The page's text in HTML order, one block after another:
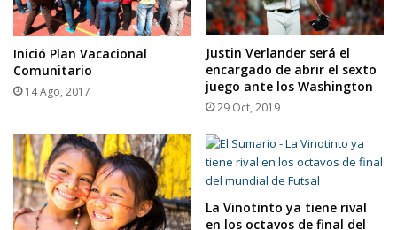
Inició Plan Vacacional
Comunitario
14 Ago, 2017
Justin Verlander será el
encargado de abrir el sexto
juego ante los Washington
29 Oct, 2019
La Vinotinto ya tiene rival
en los octavos de final del